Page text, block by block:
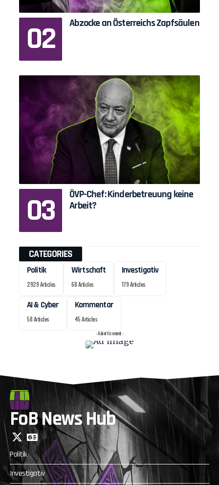
Abzocke an Österreichs Zapfsäulen
ÖVP-Chef: Kinderbetreuung keine
Arbeit?
CATEGORIES
Politik
2929 Articles
Wirtschaft
68 Articles
Investigativ
179 Articles
AI & Cyber
58 Articles
Kommentar
45 Articles
- Advertisement -
FoB News Hub
Politik
Investigativ